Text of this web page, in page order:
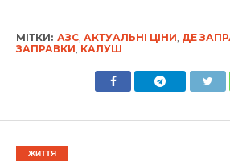
МІТКИ: АЗС, АКТУАЛЬНІ ЦІНИ ДЕ
ЗАПРАВКИ КАЛУШ
ЖИТТЯ